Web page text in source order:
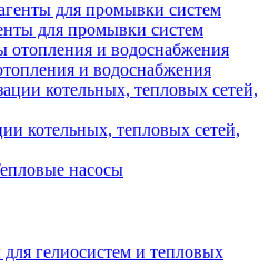
для промывки систем
и водоснабжения
котельных, тепловых сетей,
насосы